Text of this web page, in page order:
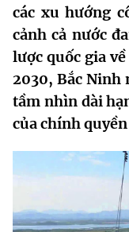
Sở Khoa học và
Chuyển đổi số
Bưu chính, Viễn
Sở hữu trí tuệ
Năng lượng
Tin tổng hợp
Văn bản QPPL
Văn bản chỉ đạo
Lấy ý kiến
MST IOFFICE
THỐNG KÊ
Khoa học và
Đổi mới sáng tạo
Bưu chính, Viễn
Multimedia
THƯ ĐIỆN TỬ
Infographic
các xu hướng
cảnh cả nước
lược quốc gia
2030, Bắc Ninh
tầm nhìn dài
của chính